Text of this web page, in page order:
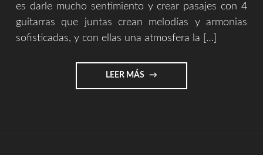
es darle mucho sentimiento y crear pasajes con 4
guitarras que juntas crean melodías y armonias
sofisticadas, y con ellas una atmosfera la […]
LEER MÁS "LA
OBRA,